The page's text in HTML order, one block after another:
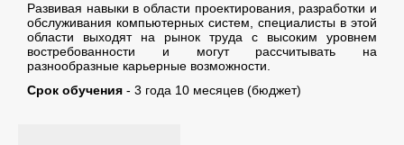
Развивая навыки в области проектирования, разработки и
обслуживания компьютерных систем, специалисты в этой
области выходят на рынок труда с высоким уровнем
востребованности и могут рассчитывать на
разнообразные карьерные возможности.
Срок обучения - 3 года 10 месяцев (бюджет)